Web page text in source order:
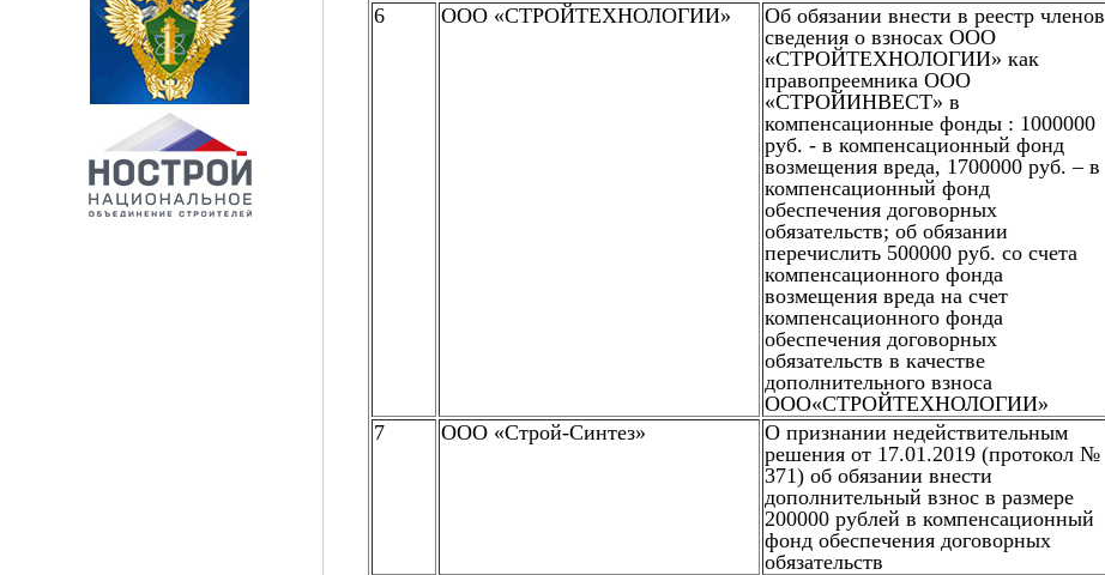
6 ООО «СТРОЙТЕХНОЛОГИИ»
Об обязании внести в реестр членов
сведения о взносах ООО
«СТРОЙТЕХНОЛОГИИ» как
правопреемника ООО
«СТРОЙИНВЕСТ» в
компенсационные фонды : 1000000
руб. - в компенсационный фонд
возмещения вреда, 1700000 руб. – в
компенсационный фонд
обеспечения договорных
обязательств; об обязании
перечислить 500000 руб. со счета
компенсационного фонда
возмещения вреда на счет
компенсационного фонда
обеспечения договорных
обязательств в качестве
дополнительного взноса
ООО«СТРОЙТЕХНОЛОГИИ»
7 ООО «Строй-Синтез»
О признании недействительным
решения от 17.01.2019 (протокол №
371) об обязании внести
дополнительный взнос в размере
200000 рублей в компенсационный
фонд обеспечения договорных
обязательств